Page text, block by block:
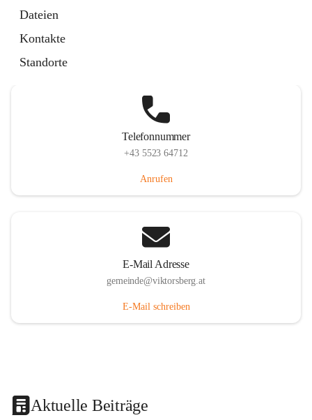
Dateien
Kontakte
Standorte
Telefonnummer
+43 5523 64712
Anrufen
E-Mail Adresse
gemeinde@viktorsberg.at
E-Mail schreiben
Aktuelle Beiträge